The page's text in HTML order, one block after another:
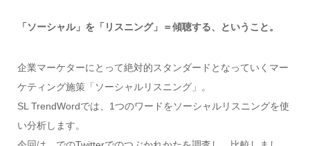
「ソーシャル」を「リスニング」＝傾聴する、ということ。
企業マーケターにとって絶対的スタンダードとなっていくマー
ケティング施策「ソーシャルリスニング」。
SL TrendWordでは、1つのワードをソーシャルリスニングを使
い分析します。